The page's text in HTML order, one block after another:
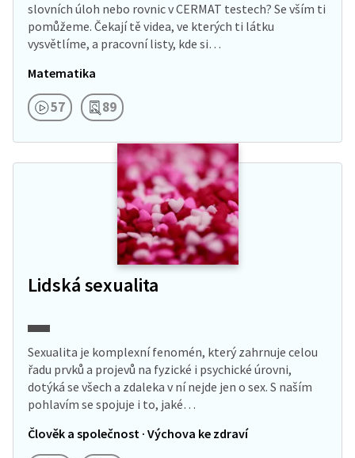
slovních úloh nebo rovnic v CERMAT testech? Se vším ti
pomůžeme. Čekají tě videa, ve kterých ti látku
vysvětlíme, a pracovní listy, kde si…
Matematika
57 89
Lidská sexualita
Sexualita je komplexní fenomén, který zahrnuje celou
řadu prvků a projevů na fyzické i psychické úrovni,
dotýká se všech a zdaleka v ní nejde jen o sex. S naším
pohlavím se spojuje i to, jaké…
Člověk a společnost · Výchova ke zdraví